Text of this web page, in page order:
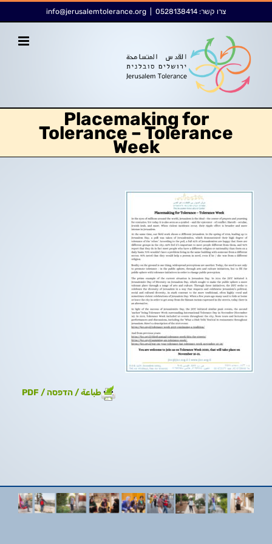
לתוכן
צרו קשר: 0528138414
info@jerusalemtolerance.org
Placemaking for
Tolerance – Tolerance
Week
طباعة / הדפסה / PDF